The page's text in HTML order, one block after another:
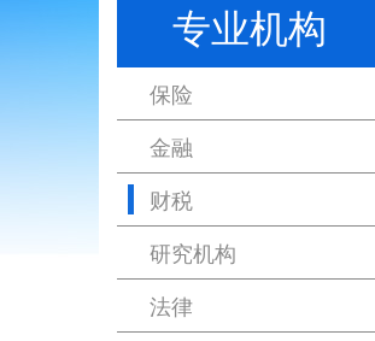
专业机构
保险
金融
财税
研究机构
法律